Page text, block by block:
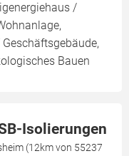
/
Bauen
Isolierungen
(12km von 55237